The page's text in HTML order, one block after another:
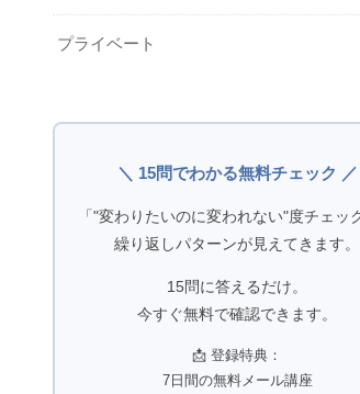
プライベート
＼ 15問でわかる無料チェック ／
「"変わりたいのに変われない"度チェッ
繰り返しパターンが見えてきます。
15問に答えるだけ。
今すぐ無料で確認できます。
📩 登録特典：
7日間の無料メール講座